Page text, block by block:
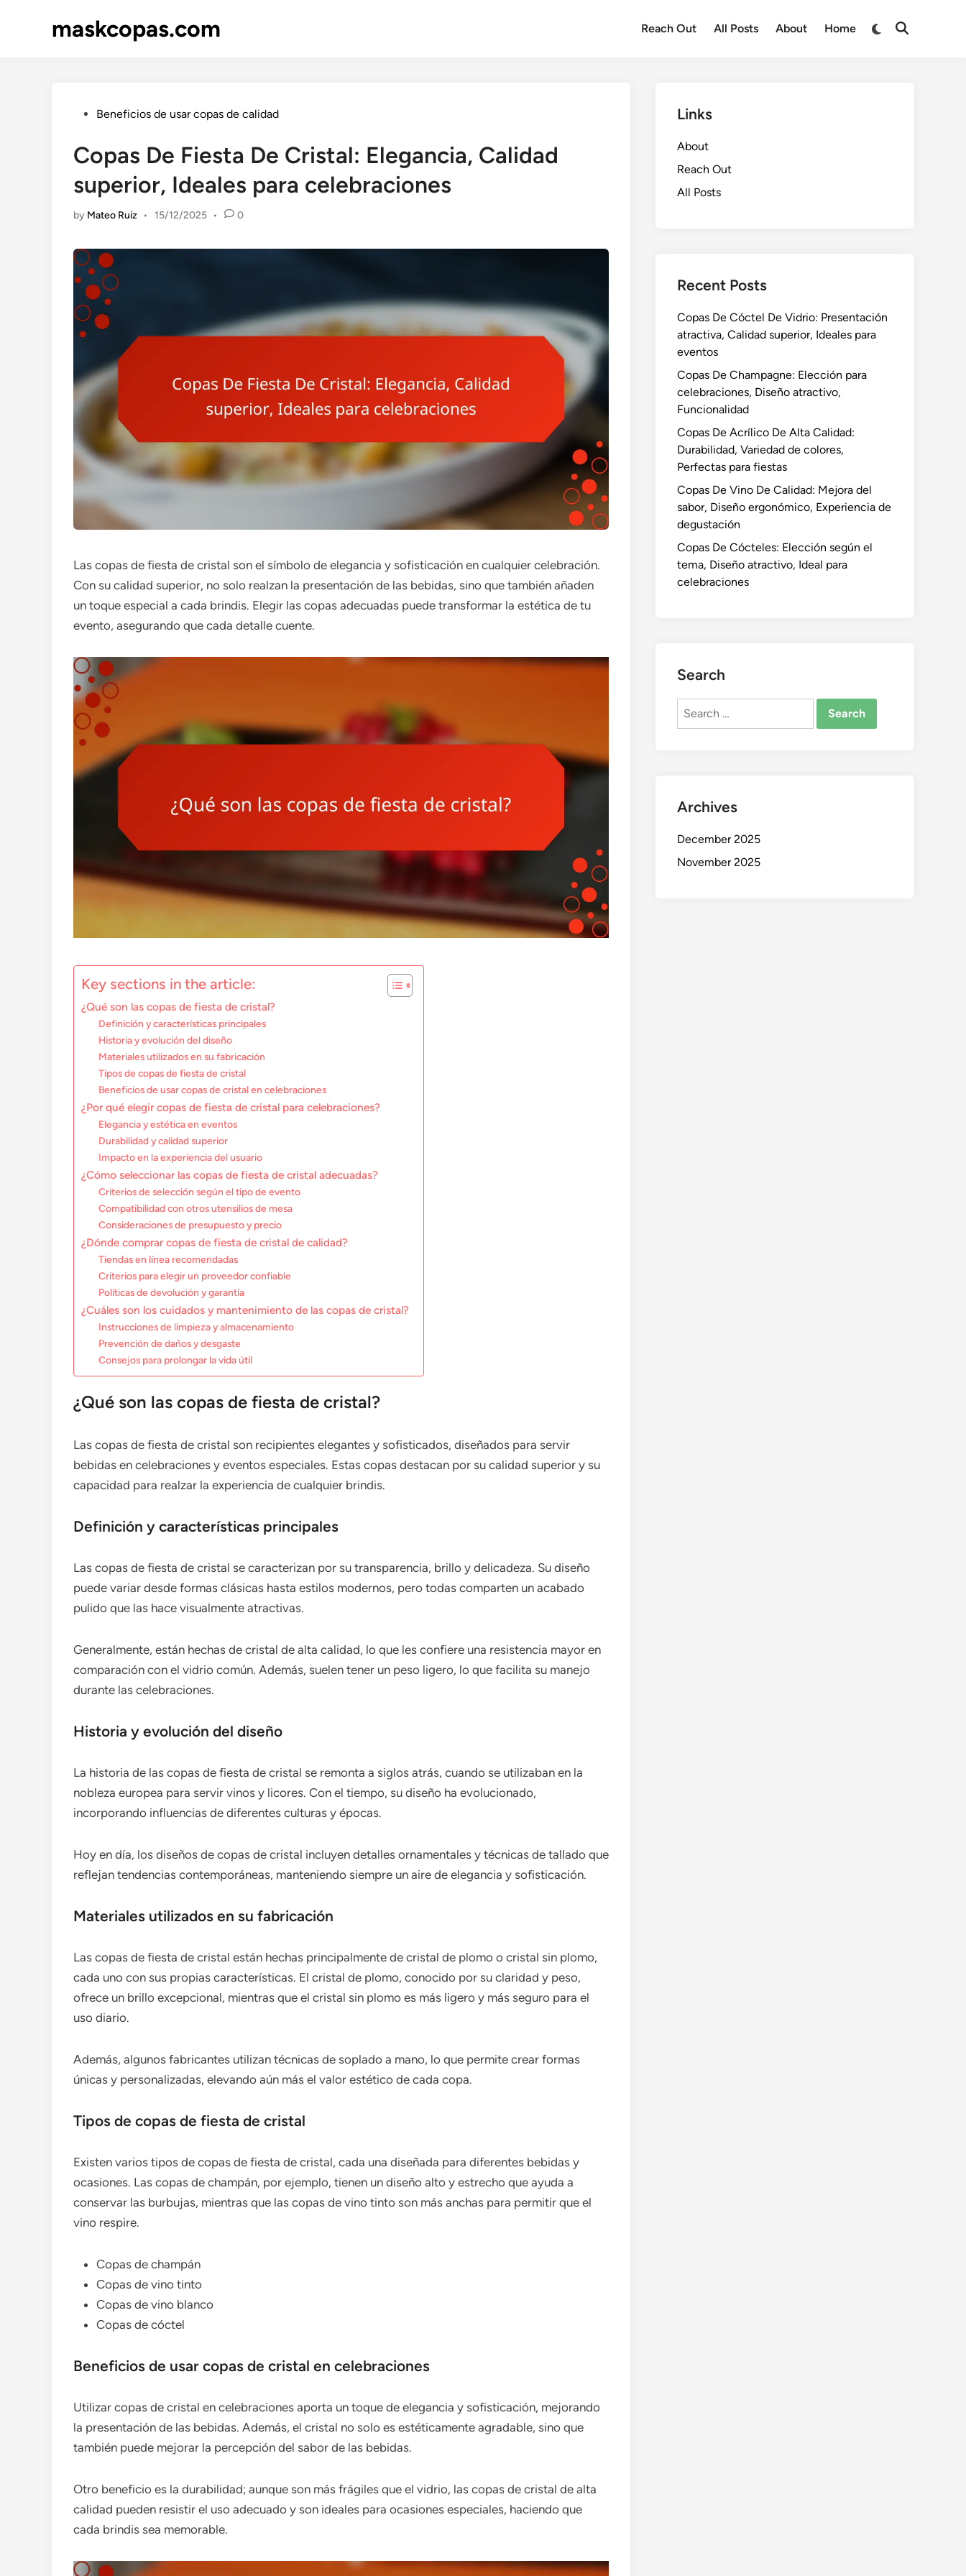
maskcopas.com Reach Out All Posts About Home
Switch
Open
PostedBeneficios de usar copas de calidad
Copas De Fiesta De Cristal: Elegancia, Calidad
superior, Ideales para celebraciones
by Mateo Ruiz • 15/12/2025 • 0
Las copas de fiesta de cristal son el símbolo de elegancia y sofisticación en cualquier celebración.
Con su calidad superior, no solo realzan la presentación de las bebidas, sino que también añaden
un toque especial a cada brindis. Elegir las copas adecuadas puede transformar la estética de tu
evento, asegurando que cada detalle cuente.
Key sections in the article:
¿Qué son las copas de fiesta de cristal?
Definición y características principales
Historia y evolución del diseño
Materiales utilizados en su fabricación
Tipos de copas de fiesta de cristal
Beneficios de usar copas de cristal en celebraciones
¿Por qué elegir copas de fiesta de cristal para celebraciones?
Elegancia y estética en eventos
Durabilidad y calidad superior
Impacto en la experiencia del usuario
¿Cómo seleccionar las copas de fiesta de cristal adecuadas?
Criterios de selección según el tipo de evento
Compatibilidad con otros utensilios de mesa
Consideraciones de presupuesto y precio
¿Dónde comprar copas de fiesta de cristal de calidad?
Tiendas en línea recomendadas
Criterios para elegir un proveedor confiable
Políticas de devolución y garantía
¿Cuáles son los cuidados y mantenimiento de las copas de cristal?
Instrucciones de limpieza y almacenamiento
Prevención de daños y desgaste
Consejos para prolongar la vida útil
¿Qué son las copas de fiesta de cristal?
Las copas de fiesta de cristal son recipientes elegantes y sofisticados, diseñados para servir
bebidas en celebraciones y eventos especiales. Estas copas destacan por su calidad superior y su
capacidad para realzar la experiencia de cualquier brindis.
Definición y características principales
Las copas de fiesta de cristal se caracterizan por su transparencia, brillo y delicadeza. Su diseño
puede variar desde formas clásicas hasta estilos modernos, pero todas comparten un acabado
pulido que las hace visualmente atractivas.
Generalmente, están hechas de cristal de alta calidad, lo que les confiere una resistencia mayor en
comparación con el vidrio común. Además, suelen tener un peso ligero, lo que facilita su manejo
durante las celebraciones.
Historia y evolución del diseño
La historia de las copas de fiesta de cristal se remonta a siglos atrás, cuando se utilizaban en la
nobleza europea para servir vinos y licores. Con el tiempo, su diseño ha evolucionado,
incorporando influencias de diferentes culturas y épocas.
Hoy en día, los diseños de copas de cristal incluyen detalles ornamentales y técnicas de tallado que
reflejan tendencias contemporáneas, manteniendo siempre un aire de elegancia y sofisticación.
Materiales utilizados en su fabricación
Las copas de fiesta de cristal están hechas principalmente de cristal de plomo o cristal sin plomo,
cada uno con sus propias características. El cristal de plomo, conocido por su claridad y peso,
ofrece un brillo excepcional, mientras que el cristal sin plomo es más ligero y más seguro para el
uso diario.
Además, algunos fabricantes utilizan técnicas de soplado a mano, lo que permite crear formas
únicas y personalizadas, elevando aún más el valor estético de cada copa.
Tipos de copas de fiesta de cristal
Existen varios tipos de copas de fiesta de cristal, cada una diseñada para diferentes bebidas y
ocasiones. Las copas de champán, por ejemplo, tienen un diseño alto y estrecho que ayuda a
conservar las burbujas, mientras que las copas de vino tinto son más anchas para permitir que el
vino respire.
Copas de champán
Copas de vino tinto
Copas de vino blanco
Copas de cóctel
Beneficios de usar copas de cristal en celebraciones
Utilizar copas de cristal en celebraciones aporta un toque de elegancia y sofisticación, mejorando
la presentación de las bebidas. Además, el cristal no solo es estéticamente agradable, sino que
también puede mejorar la percepción del sabor de las bebidas.
Otro beneficio es la durabilidad; aunque son más frágiles que el vidrio, las copas de cristal de alta
calidad pueden resistir el uso adecuado y son ideales para ocasiones especiales, haciendo que
cada brindis sea memorable.
Links
About
Reach Out
All Posts
Recent Posts
Copas De Cóctel De Vidrio: Presentación
atractiva, Calidad superior, Ideales para
eventos
Copas De Champagne: Elección para
celebraciones, Diseño atractivo,
Funcionalidad
Copas De Acrílico De Alta Calidad:
Durabilidad, Variedad de colores,
Perfectas para fiestas
Copas De Vino De Calidad: Mejora del
sabor, Diseño ergonómico, Experiencia de
degustación
Copas De Cócteles: Elección según el
tema, Diseño atractivo, Ideal para
celebraciones
Search
Search
Archives
December 2025
November 2025